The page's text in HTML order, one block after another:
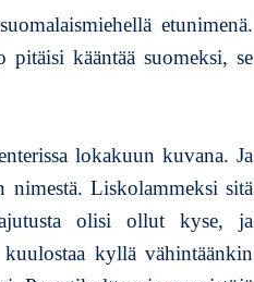
etunimenä.
kääntää suomeksi, se
lokakuun kuvana. Ja
Liskolammeksi sitä
olisi ollut kyse, ja
kyllä vähintäänkin